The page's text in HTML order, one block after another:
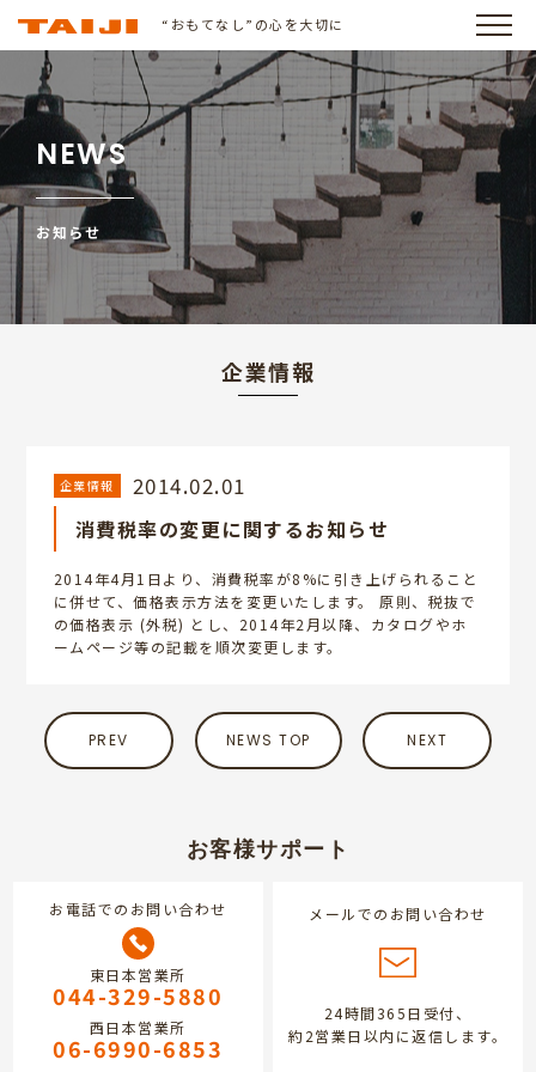
“おもてなし”の心を大切に
NEWS
お知らせ
企業情報
企業情報 2014.02.01
消費税率の変更に関するお知らせ
2014年4月1日より、消費税率が8%に引き上げられること
に併せて、価格表示方法を変更いたします。 原則、税抜で
の価格表示 (外税) とし、2014年2月以降、カタログやホ
ームページ等の記載を順次変更します。
PREV NEWS TOP NEXT
お客様サポート
お電話でのお問い合わせ
東日本営業所
044-329-5880
西日本営業所
06-6990-6853
メールでのお問い合わせ
24時間365日受付、
約2営業日以内に返信します。